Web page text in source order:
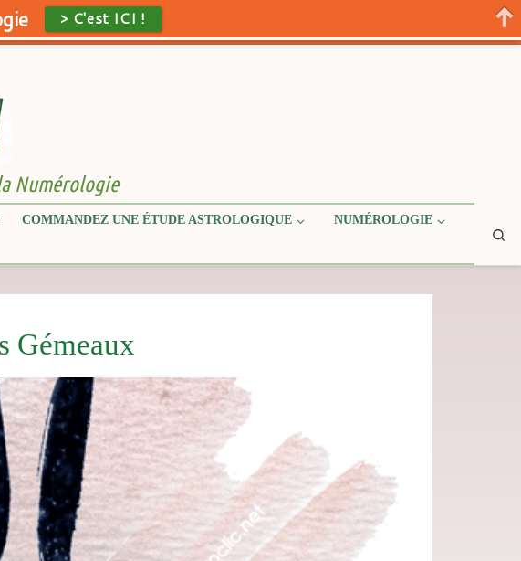
Numérologie
COMMANDEZ UNE ÉTUDE ASTROLOGIQUE
NUMÉROLOGIE
Gémeaux
> C'est ICI !